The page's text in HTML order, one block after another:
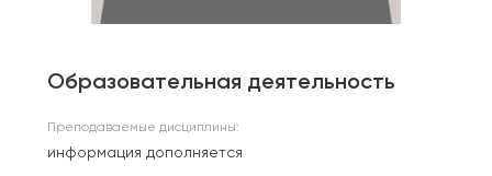
Образовательная деятельность
Преподаваемые дисциплины:
информация дополняется